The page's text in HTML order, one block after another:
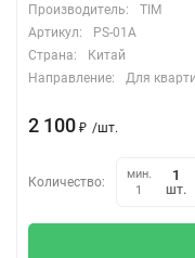
Производитель:
TIM
Артикул:
PS-01A
Страна:
Китай
Направление:
Для
2 100 ₽ /шт.
Количество:
мин.
1
шт.